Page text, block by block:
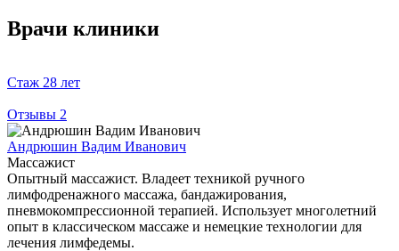
Врачи клиники
Стаж 28 лет
Отзывы 2
Андрюшин Вадим Иванович
Массажист
Опытный массажист. Владеет техникой ручного
лимфодренажного массажа, бандажирования,
пневмокомпрессионной терапией. Использует многолетний
опыт в классическом массаже и немецкие технологии для
лечения лимфедемы.